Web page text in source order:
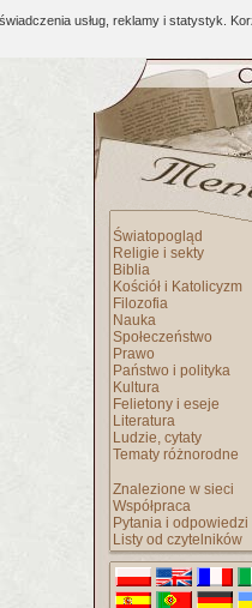
usług, reklamy i statystyk.
Światopogląd
Religie i sekty
Biblia
Kościół i Katolicyzm
Filozofia
Nauka
Społeczeństwo
Prawo
Państwo i polityka
Kultura
Felietony i eseje
Literatura
Ludzie, cytaty
Tematy różnorodne
Znalezione w sieci
Współpraca
Pytania i odpowiedzi
Listy od czytelników